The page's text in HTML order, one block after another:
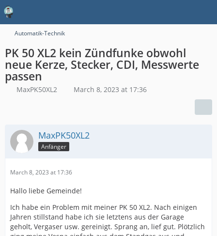
Automatik-Technik
PK 50 XL2 kein Zündfunke obwohl
neue Kerze, Stecker, CDI, Messwerte
passen
MaxPK50XL2 March 8, 2023 at 17:36
MaxPK50XL2
Anfänger
March 8, 2023 at 17:36
Hallo liebe Gemeinde!
Ich habe ein Problem mit meiner PK 50 XL2. Nach einigen
Jahren stillstand habe ich sie letztens aus der Garage
geholt, Vergaser usw. gereinigt. Sprang an, lief gut. Plötzlich